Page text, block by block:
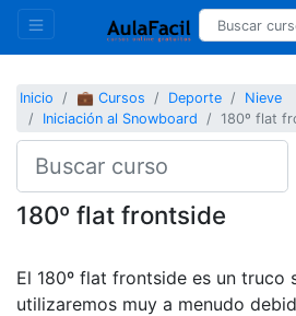
Inicio 💼 Cursos Deporte
Nieve
Iniciación al Snowboard
180º flat
180º flat frontside
El 180º flat frontside es un truco
utilizaremos muy a menudo